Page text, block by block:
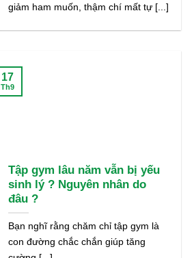
giảm ham muốn, thậm chí mất tự [...]
Tập gym lâu năm vẫn bị yếu
sinh lý ? Nguyên nhân do
đâu ?
Bạn nghĩ rằng chăm chỉ tập gym là
con đường chắc chắn giúp tăng
17
Th9